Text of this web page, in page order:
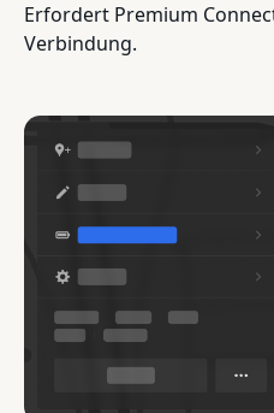
Erfordert Premium
Verbindung.